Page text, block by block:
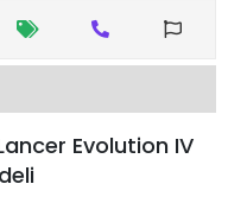
Evolution IV